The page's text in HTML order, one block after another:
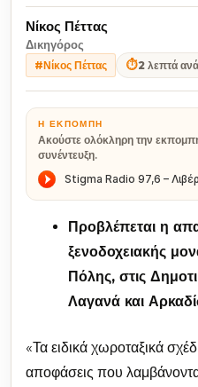
Νίκος Πέττας
Δικηγόρος
#Νίκος Πέττας ⏱2 λεπτά
Η ΕΚΠΟΜΠΉ
Ακούστε ολόκληρη την
συνέντευξη.
Προβλέπεται η
ξενοδοχειακής
Πόλης, στις
Λαγανά και
«Τα ειδικά χωροταξικά
αποφάσεις που